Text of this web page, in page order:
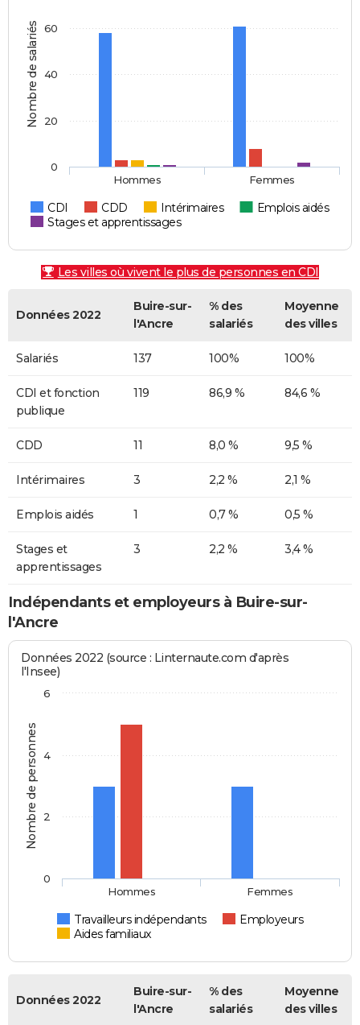
Nombre de salariés
CDI CDD Intérimaires
Emplois aidés
Stages et apprentissages
Hommes Femmes
0
20
40
60
Les villes où vivent le plus de personnes en CDI
Données 2022
Buire-sur-
l'Ancre
% des
salariés
Moyenne
des villes
Salariés 137 100% 100%
CDI et fonction
publique
119 86,9 % 84,6 %
CDD 11 8,0 % 9,5 %
Intérimaires 3 2,2 % 2,1 %
Emplois aidés 1 0,7 % 0,5 %
Stages et
apprentissages
3 2,2 % 3,4 %
Indépendants et employeurs à Buire-sur-
l'Ancre
Nombre de personnes
Données 2022 (source : Linternaute.com d'après
l'Insee)
Travailleurs indépendants
Employeurs
Aides familiaux
Hommes Femmes
0
2
4
6
Données 2022
Buire-sur-
l'Ancre
% des
salariés
Moyenne
des villes